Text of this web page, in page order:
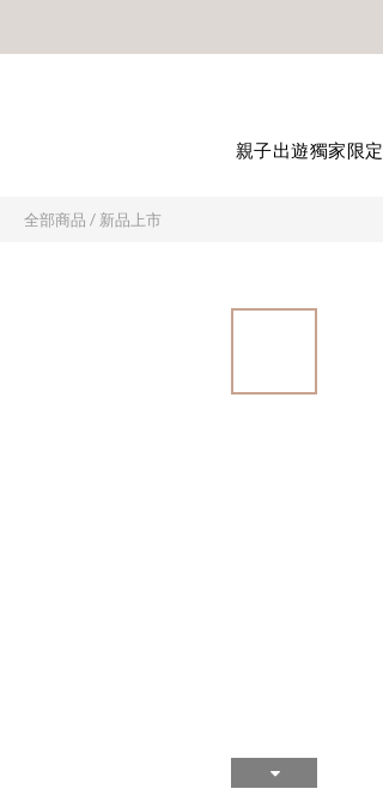
親子出遊獨家限定
全部商品 / 新品上市